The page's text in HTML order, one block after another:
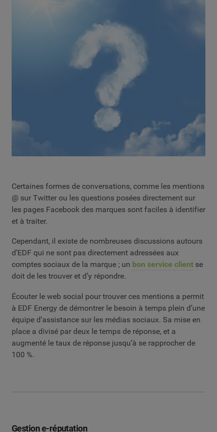
Certaines formes de conversations, comme les mentions
@ sur Twitter ou les questions posées directement sur
les pages Facebook des marques sont faciles à identifier
et à traiter.
Cependant, il existe de nombreuses discussions autours
d’EDF qui ne sont pas directement adressées aux
comptes sociaux de la marque ; un bon service client se
doit de les trouver et d’y répondre.
Écouter le web social pour trouver ces mentions a permit
à EDF Energy de démontrer le besoin à temps plein d’une
équipe d’assistance sur les médias sociaux. Sa mise en
place a divisé par deux le temps de réponse, et a
augmenté le taux de réponse jusqu’à se rapprocher de
100 %.
Gestion e-réputation